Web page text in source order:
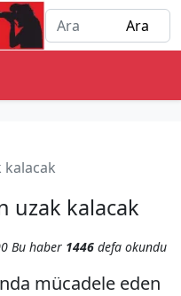
kalacak
uzak kalacak
Bu haber 1446 defa okundu
mücadele eden